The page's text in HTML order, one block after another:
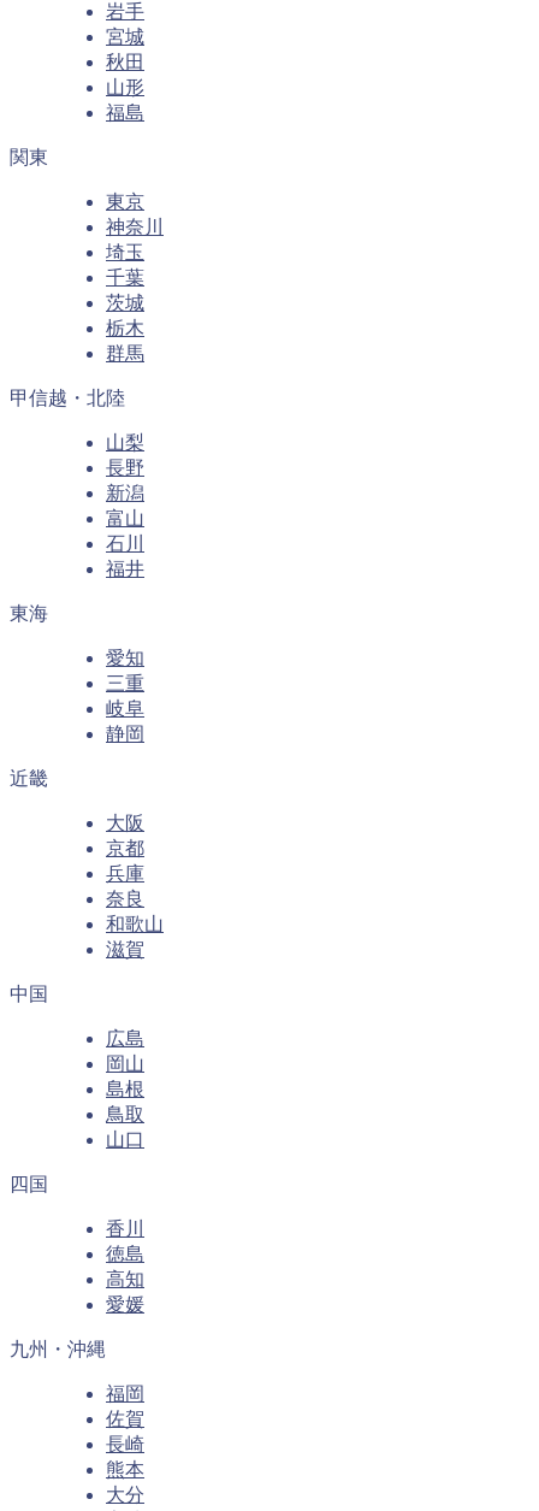
岩手
宮城
秋田
山形
福島
関東
東京
神奈川
埼玉
千葉
茨城
栃木
群馬
甲信越・北陸
山梨
長野
新潟
富山
石川
福井
東海
愛知
三重
岐阜
静岡
近畿
大阪
京都
兵庫
奈良
和歌山
滋賀
中国
広島
岡山
島根
鳥取
山口
四国
香川
徳島
高知
愛媛
九州・沖縄
福岡
佐賀
長崎
熊本
大分